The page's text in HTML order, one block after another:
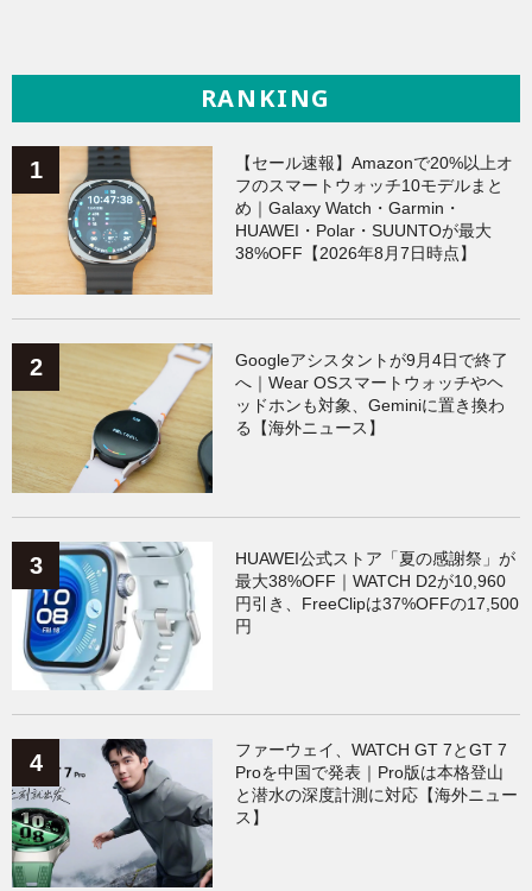
RANKING
【セール速報】Amazonで20%以上オ
フのスマートウォッチ10モデルまと
め｜Galaxy Watch・Garmin・
HUAWEI・Polar・SUUNTOが最大
38%OFF【2026年8月7日時点】
Googleアシスタントが9月4日で終了
へ｜Wear OSスマートウォッチやヘ
ッドホンも対象、Geminiに置き換わ
る【海外ニュース】
HUAWEI公式ストア「夏の感謝祭」が
最大38%OFF｜WATCH D2が10,960
円引き、FreeClipは37%OFFの17,500
円
ファーウェイ、WATCH GT 7とGT 7
Proを中国で発表｜Pro版は本格登山
と潜水の深度計測に対応【海外ニュー
ス】